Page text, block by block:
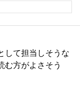
して担当しそうな
む方がよさそう